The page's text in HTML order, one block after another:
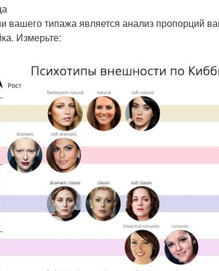
типажа является анализ пропорций
Измерьте: